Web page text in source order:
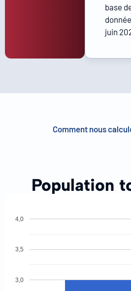
base
juin
Comment nous
Population
3,0
3,5
4,0